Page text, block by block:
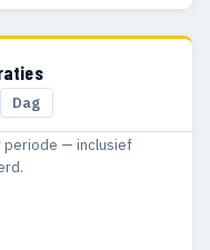
1
Dag
periode — inclusief